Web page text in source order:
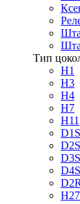
Тип
H1
H3
H4
H7
H11
D1S
D2S
D3S
D4S
D2R